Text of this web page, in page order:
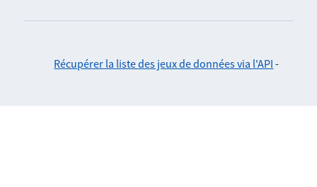
Récupérer la liste des jeux de données via l'API -